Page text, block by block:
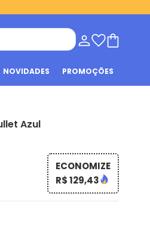
NOVIDADES PROMOÇÕES
Azul
ECONOMIZE
R$ 129,43